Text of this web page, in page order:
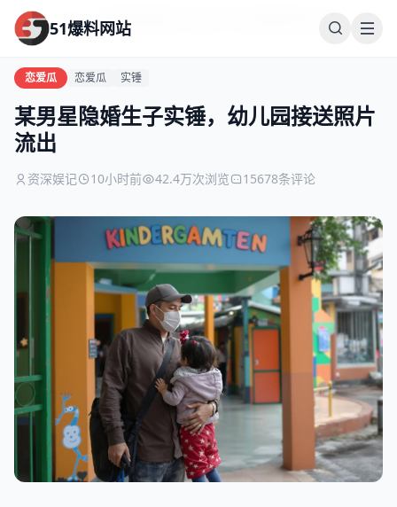
51爆料网站
首页 恋爱瓜 某男星隐婚生子实锤，幼儿园接送照片流出
恋爱瓜 恋爱瓜 实锤
某男星隐婚生子实锤，幼儿园接送照片
流出
资深娱记 10小时前 42.4万次浏览 15678条评论